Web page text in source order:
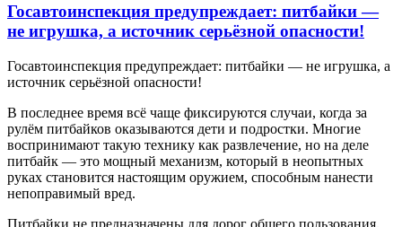
Госавтоинспекция предупреждает: питбайки —
не игрушка, а источник серьёзной опасности!
Госавтоинспекция предупреждает: питбайки — не игрушка, а
источник серьёзной опасности!
В последнее время всё чаще фиксируются случаи, когда за
рулём питбайков оказываются дети и подростки. Многие
воспринимают такую технику как развлечение, но на деле
питбайк — это мощный механизм, который в неопытных
руках становится настоящим оружием, способным нанести
непоправимый вред.
Питбайки не предназначены для дорог общего пользования.